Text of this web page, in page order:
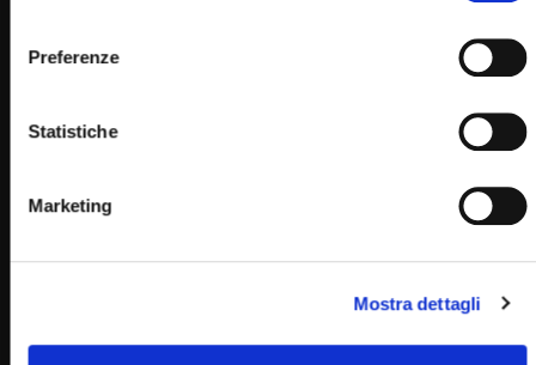
Preferenze
Statistiche
Marketing
Mostra dettagli
Home
Media:0]